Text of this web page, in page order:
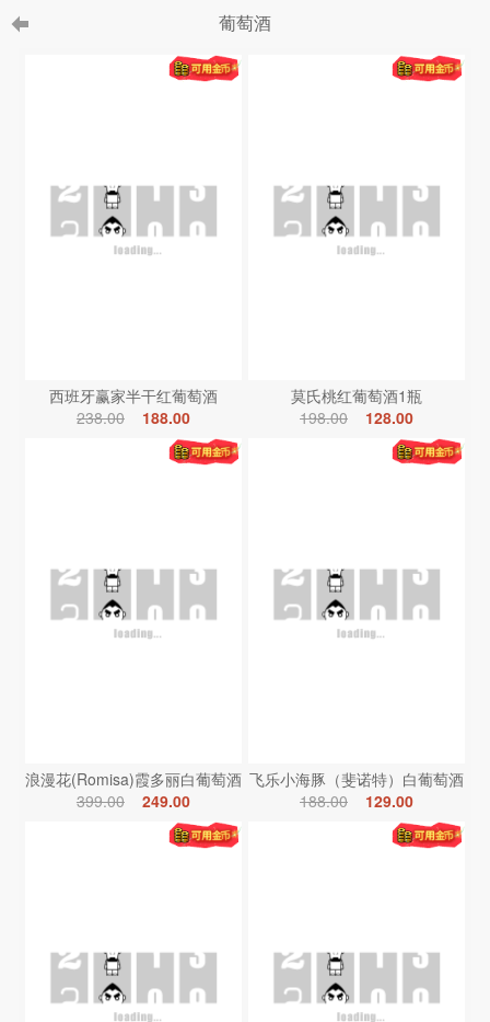
葡萄酒
西班牙赢家半干红葡萄酒
238.00
188.00
莫氏桃红葡萄酒1瓶
198.00
128.00
浪漫花(Romisa)霞多丽白葡萄酒
399.00
249.00
飞乐小海豚（斐诺特）白葡萄酒
188.00
129.00